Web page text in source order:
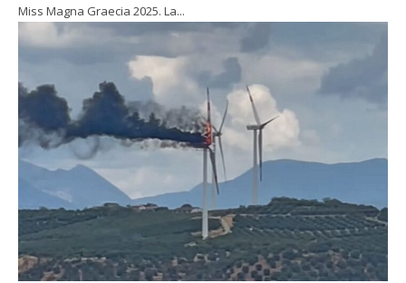
Miss Magna Graecia 2025. La...